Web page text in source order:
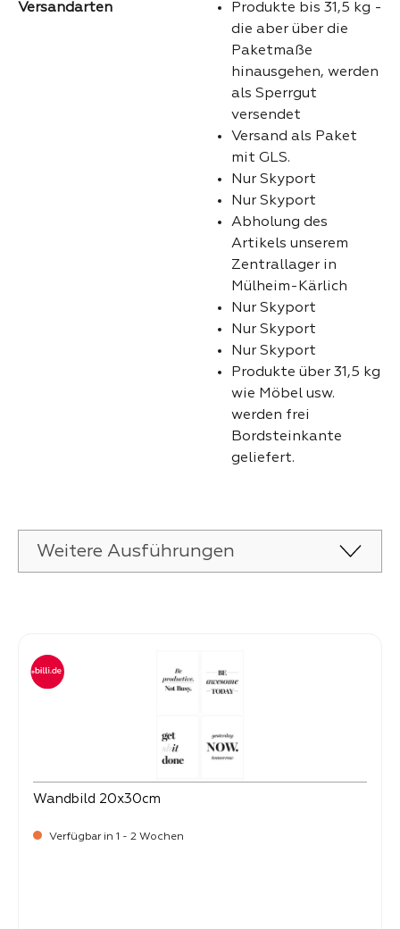
Versandarten
Produkte bis 31,5 kg -
die aber über die
Paketmaße
hinausgehen, werden
als Sperrgut
versendet
Versand als Paket
mit GLS.
Nur Skyport
Nur Skyport
Abholung des
Artikels unserem
Zentrallager in
Mülheim-Kärlich
Nur Skyport
Nur Skyport
Nur Skyport
Produkte über 31,5 kg
wie Möbel usw.
werden frei
Bordsteinkante
geliefert.
Weitere Ausführungen
Wandbild 20x30cm
Verfügbar in 1 - 2 Wochen